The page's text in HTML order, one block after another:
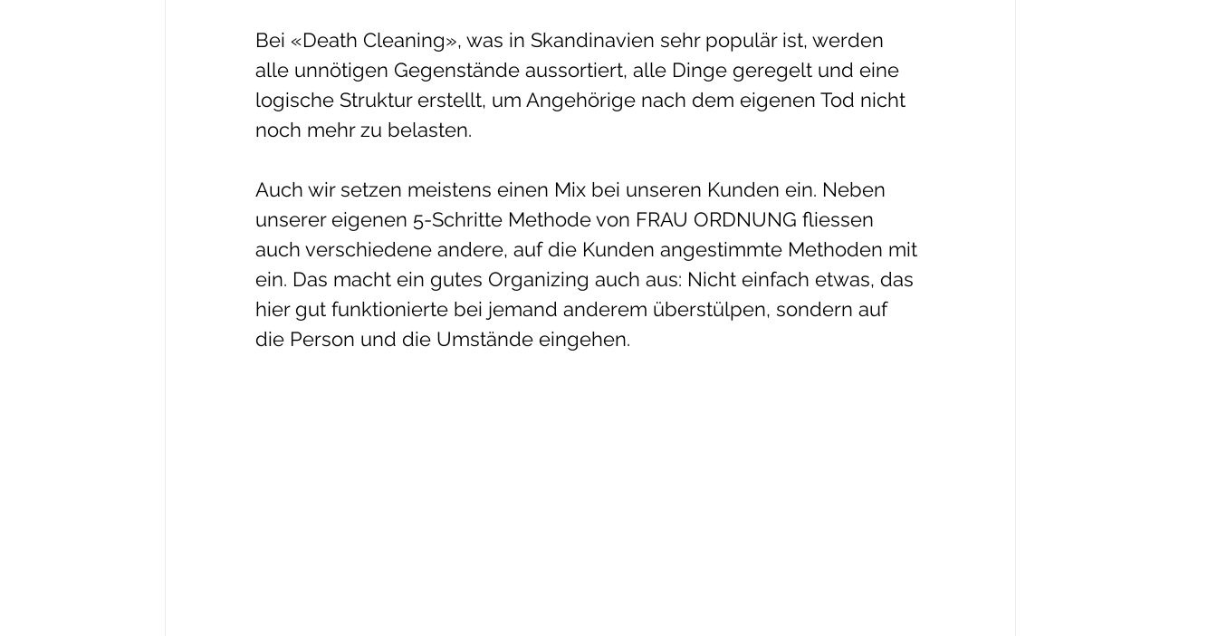
Bei «Death Cleaning», was in Skandinavien sehr populär ist, werden
alle unnötigen Gegenstände aussortiert, alle Dinge geregelt und eine
logische Struktur erstellt, um Angehörige nach dem eigenen Tod nicht
noch mehr zu belasten.
Auch wir setzen meistens einen Mix bei unseren Kunden ein. Neben
unserer eigenen 5-Schritte Methode von FRAU ORDNUNG fliessen
auch verschiedene andere, auf die Kunden angestimmte Methoden mit
ein. Das macht ein gutes Organizing auch aus: Nicht einfach etwas, das
hier gut funktionierte bei jemand anderem überstülpen, sondern auf
die Person und die Umstände eingehen.